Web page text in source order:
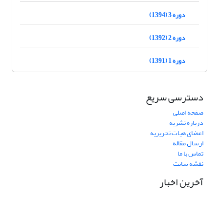
دوره 3 (1394)
دوره 2 (1392)
دوره 1 (1391)
دسترسی سریع
صفحه اصلی
درباره نشریه
اعضای هیات تحریریه
ارسال مقاله
تماس با ما
نقشه سایت
آخرین اخبار